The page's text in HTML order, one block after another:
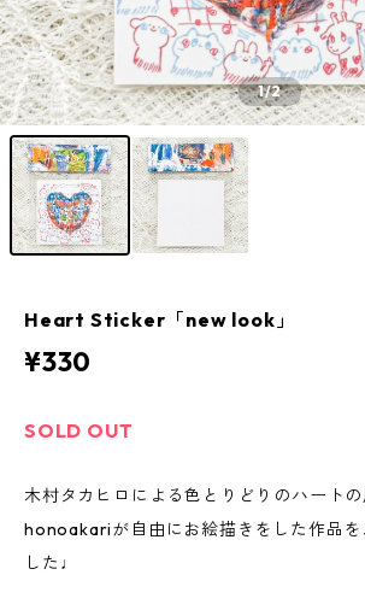
1/2
Heart Sticker「new look」
¥330
SOLD OUT
木村タカヒロによる色とりどりのハートの
honoakariが自由にお絵描きをした作品を
した♩